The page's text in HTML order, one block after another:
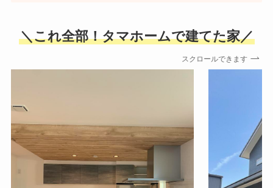
＼これ全部！タマホームで建てた家／
スクロールできます